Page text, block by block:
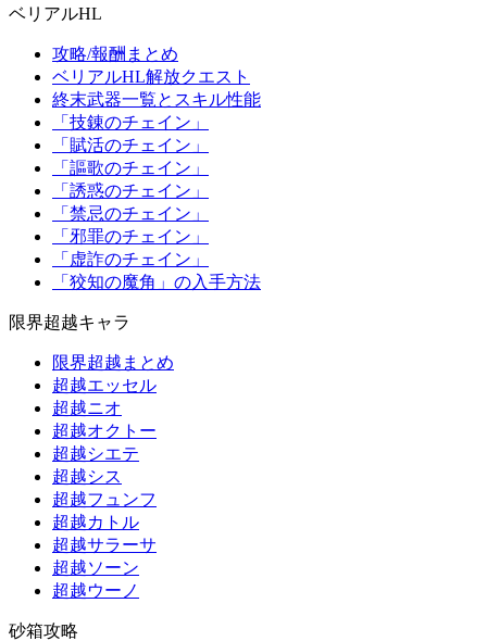
ベリアルHL
攻略/報酬まとめ
ベリアルHL解放クエスト
終末武器一覧とスキル性能
「技錬のチェイン」
「賦活のチェイン」
「謳歌のチェイン」
「誘惑のチェイン」
「禁忌のチェイン」
「邪罪のチェイン」
「虚詐のチェイン」
「狡知の魔角」の入手方法
限界超越キャラ
限界超越まとめ
超越エッセル
超越ニオ
超越オクトー
超越シエテ
超越シス
超越フュンフ
超越カトル
超越サラーサ
超越ソーン
超越ウーノ
砂箱攻略